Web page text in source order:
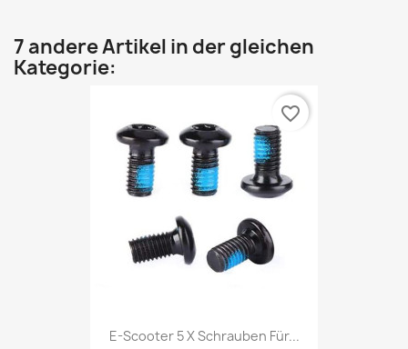
7 andere Artikel in der gleichen
Kategorie:
E-Scooter 5 X Schrauben Für...
favorite_border